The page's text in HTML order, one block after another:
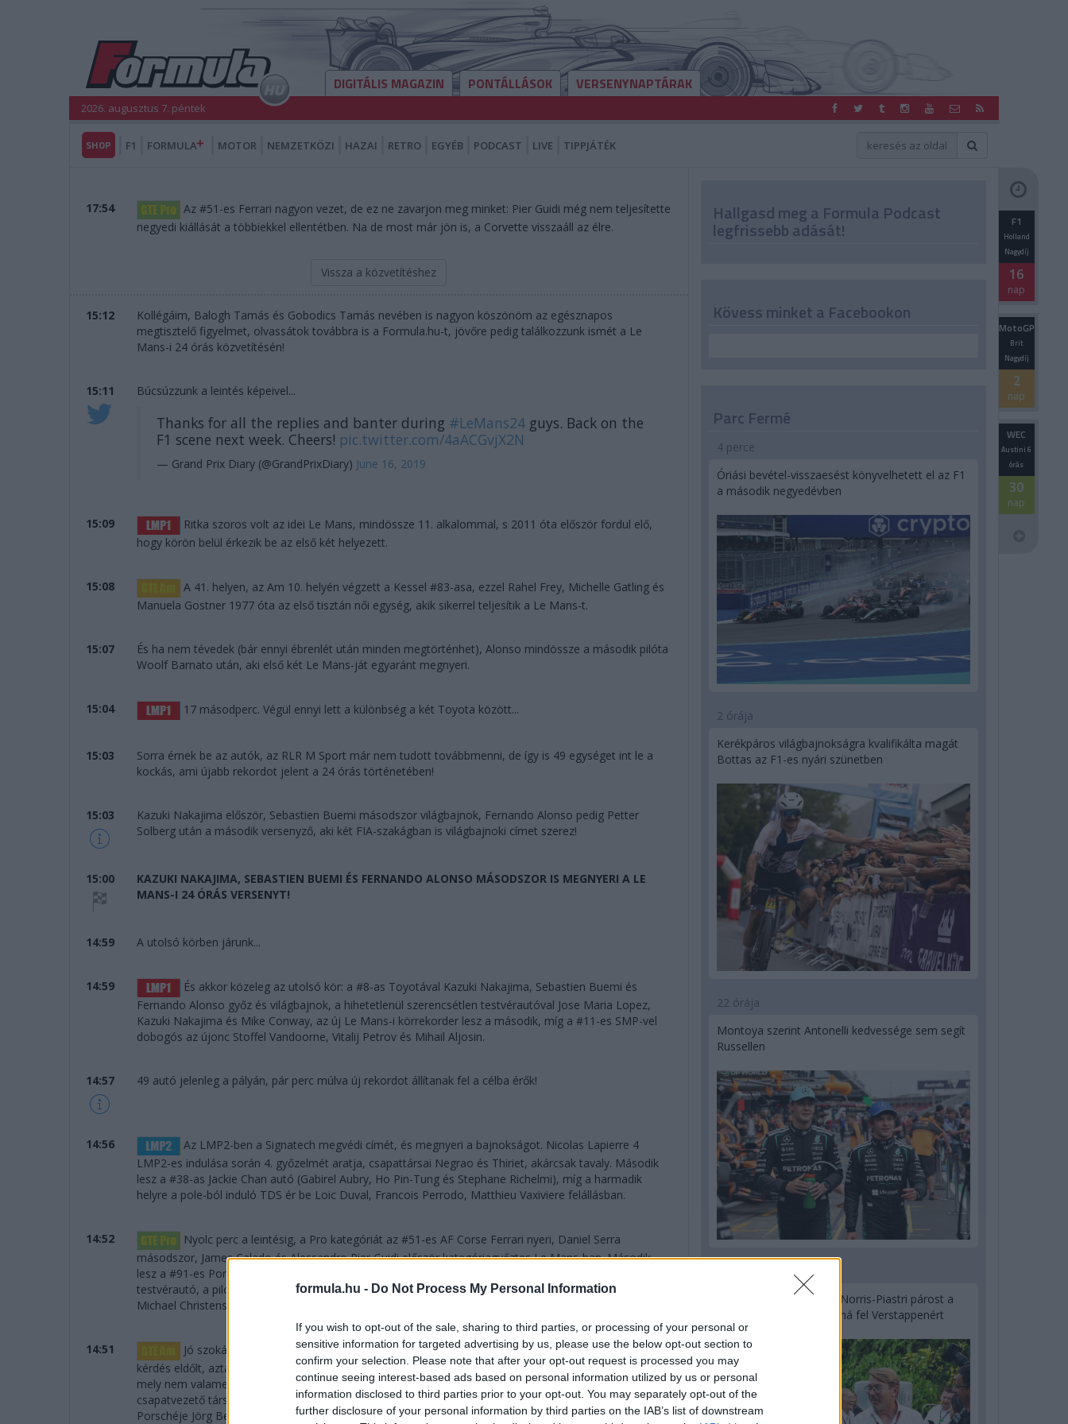
formula.hu - Do Not Process My Personal Information
If you wish to opt-out of the sale, sharing to third parties, or processing of your personal or
sensitive information for targeted advertising by us, please use the below opt-out section to
confirm your selection. Please note that after your opt-out request is processed you may
continue seeing interest-based ads based on personal information utilized by us or personal
information disclosed to third parties prior to your opt-out. You may separately opt-out of the
further disclosure of your personal information by third parties on the IAB’s list of downstream
DIGITÁLIS MAGAZIN PONTÁLLÁSOK VERSENYNAPTÁRAK
2026. augusztus 7. péntek
SHOP F1 FORMULA MOTOR NEMZETKÖZI HAZAI RETRO EGYÉB PODCAST LIVE TIPPJÁTÉK
17:54
Az #51-es Ferrari nagyon vezet, de ez ne zavarjon meg minket: Pier Guidi még nem teljesítette
negyedi kiállását a többiekkel ellentétben. Na de most már jön is, a Corvette visszaáll az élre.
Vissza a közvetítéshez
15:12
Kollégáim, Balogh Tamás és Gobodics Tamás nevében is nagyon köszönöm az egésznapos
megtisztelő figyelmet, olvassátok továbbra is a Formula.hu-t, jövőre pedig találkozzunk ismét a Le
Mans-i 24 órás közvetítésén!
15:11 Búcsúzzunk a leintés képeivel...
Thanks for all the replies and banter during #LeMans24guys. Back on the
F1 scene next week. Cheers! pic.twitter.com/4aACGvjX2N
— Grand Prix Diary (@GrandPrixDiary) June 16, 2019
15:09
Ritka szoros volt az idei Le Mans, mindössze 11. alkalommal, s 2011 óta először fordul elő,
hogy körön belül érkezik be az első két helyezett.
15:08
A 41. helyen, az Am 10. helyén végzett a Kessel #83-asa, ezzel Rahel Frey, Michelle Gatling és
Manuela Gostner 1977 óta az első tisztán női egység, akik sikerrel teljesítik a Le Mans-t.
15:07
És ha nem tévedek (bár ennyi ébrenlét után minden megtörténhet), Alonso mindössze a második pilóta
Woolf Barnato után, aki első két Le Mans-ját egyaránt megnyeri.
15:04 17 másodperc. Végül ennyi lett a különbség a két Toyota között...
15:03
Sorra érnek be az autók, az RLR M Sport már nem tudott továbbmenni, de így is 49 egységet int le a
kockás, ami újabb rekordot jelent a 24 órás történetében!
15:03
Kazuki Nakajima először, Sebastien Buemi másodszor világbajnok, Fernando Alonso pedig Petter
Solberg után a második versenyző, aki két FIA-szakágban is világbajnoki címet szerez!
15:00
KAZUKI NAKAJIMA, SEBASTIEN BUEMI ÉS FERNANDO ALONSO MÁSODSZOR IS MEGNYERI A LE
MANS-I 24 ÓRÁS VERSENYT!
14:59 A utolsó körben járunk...
14:59
És akkor közeleg az utolsó kör: a #8-as Toyotával Kazuki Nakajima, Sebastien Buemi és
Fernando Alonso győz és világbajnok, a hihetetlenül szerencsétlen testvérautóval Jose Maria Lopez,
Kazuki Nakajima és Mike Conway, az új Le Mans-i körrekorder lesz a második, míg a #11-es SMP-vel
dobogós az újonc Stoffel Vandoorne, Vitalij Petrov és Mihail Aljosin.
14:57 49 autó jelenleg a pályán, pár perc múlva új rekordot állítanak fel a célba érők!
14:56
Az LMP2-ben a Signatech megvédi címét, és megnyeri a bajnokságot. Nicolas Lapierre 4
LMP2-es indulása során 4. győzelmét aratja, csapattársai Negrao és Thiriet, akárcsak tavaly. Második
lesz a #38-as Jackie Chan autó (Gabirel Aubry, Ho Pin-Tung és Stephane Richelmi), míg a harmadik
helyre a pole-ból induló TDS ér be Loic Duval, Francois Perrodo, Matthieu Vaxiviere felállásban.
14:52
Nyolc perc a leintésig, a Pro kategóriát az #51-es AF Corse Ferrari nyeri, Daniel Serra
másodszor, James Calado és Alessandro Pier Guidi először kategóriagyőztes Le Mans-ban. Második
lesz a #91-es Porsche, a volánnal Brunival, Lietzcel és Makowieckivel, míg harmadik a #93-as
testvérautó, a pilóták Bamber, Tandy és Pilet. A világbajnokságot a #92-es Porschével Kevin Estre és
Michael Christensen nyeri.
14:51
Jó szokásunkhoz híven megkezdjük az eredményhirdetést, mivel úgy tűnik, hogy minden
kérdés eldőlt, aztán legföljebb tévedünk... Az amatőr kategóriát a mezőny egyetlen olyan nevezője nyeri,
mely nem valamely bajnokságból, hanem "önállóan" nevezett be: Ben Keating privát Fordja, a
csapatvezető társai Jeroen Bleekemolen és Felipe Fraga. Második és WEC-bajnok a Team Project 1
Porschéje Jörg Bergmeisterrel, Patrick Lindseyvel és Egidio Perfettivel, míg harmadikként az újabb erős
Hallgasd meg a Formula Podcast
legfrissebb adását! F1
Holland
Nagydíj
16
nap
MotoGP
Brit
Nagydíj
2
nap
WEC
Austini 6
órás
30
nap
Kövess minket a Facebookon
Parc Fermé
4 perce
Óriási bevétel-visszaesést könyvelhetett el az F1
a második negyedévben
2 órája
Kerékpáros világbajnokságra kvalifikálta magát
Bottas az F1-es nyári szünetben
22 órája
Montoya szerint Antonelli kedvessége sem segít
Russellen
Hakkinen megtartaná a Norris-Piastri párost a
McLarennél, nem borítaná fel Verstappenért